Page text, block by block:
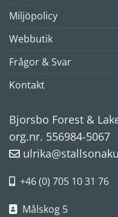
Miljöpolicy
Webbutik
Frågor & Svar
Kontakt
Bjorsbo Forest &
org.nr. 556984-5067
+46 (0) 705 10 31 76
Målskog 5